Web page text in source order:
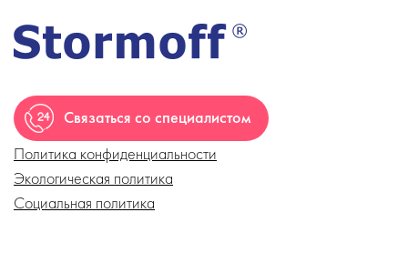
Связаться со специалистом
Политика конфиденциальности
Экологическая политика
Социальная политика